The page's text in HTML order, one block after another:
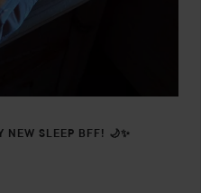
NEW SLEEP BFF! 🌙✨